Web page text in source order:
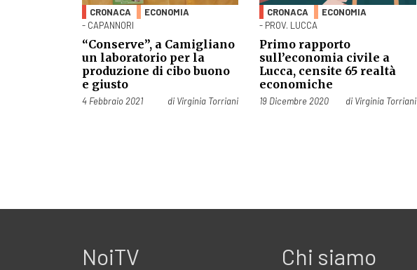
CRONACA
ECONOMIA
- CAPANNORI
“Conserve”, a Camigliano
un laboratorio per la
produzione di cibo buono
e giusto
Pubblicato il
4 Febbraio 2021 di Virginia Torriani
CRONACA
ECONOMIA
- PROV. LUCCA
Primo rapporto
sull’economia civile a
Lucca, censite 65 realtà
economiche
Pubblicato il
19 Dicembre 2020 di Virginia Torriani
NoiTV Chi siamo